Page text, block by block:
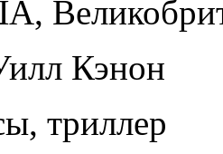
Кэнон
триллер